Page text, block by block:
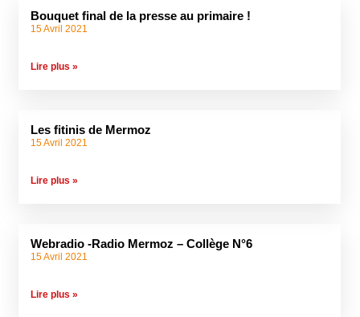
Bouquet final de la presse au primaire !
15 Avril 2021
Lire plus »
Les fitinis de Mermoz
15 Avril 2021
Lire plus »
Webradio -Radio Mermoz – Collège N°6
15 Avril 2021
Lire plus »